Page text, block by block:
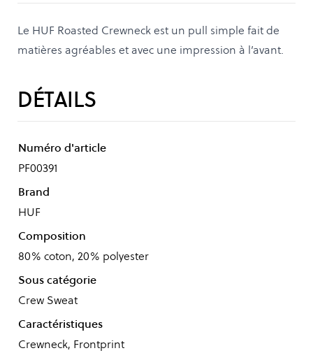
Le HUF Roasted Crewneck est un pull simple fait de
matières agréables et avec une impression à l’avant.
DÉTAILS
Numéro d'article
PF00391
Brand
HUF
Composition
80% coton, 20% polyester
Sous catégorie
Crew Sweat
Caractéristiques
Crewneck, Frontprint